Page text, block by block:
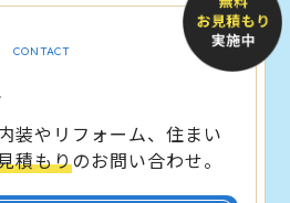
CONTACT
装やリフォーム、住まい
積もりのお問い合わせ。